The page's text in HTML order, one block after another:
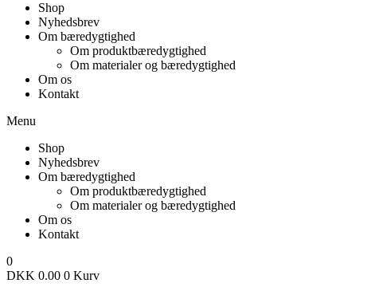
Shop
Nyhedsbrev
Om bæredygtighed
Om produktbæredygtighed
Om materialer og bæredygtighed
Om os
Kontakt
Menu
Shop
Nyhedsbrev
Om bæredygtighed
Om produktbæredygtighed
Om materialer og bæredygtighed
Om os
Kontakt
0
DKK 0.00 0 Kurv